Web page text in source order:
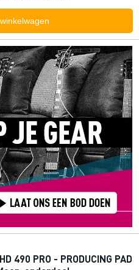
490 PRO - PRODUCING PAD